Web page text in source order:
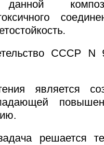
данной
СССР
является
решается